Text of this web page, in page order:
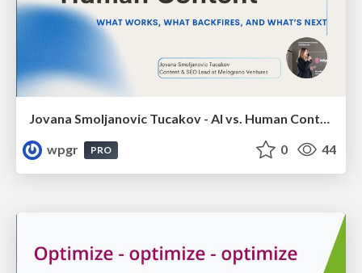
Jovana Smoljanovic Tucakov - AI vs. Human Content: What Works, What Backfires, and What’s Next
wpgr
PRO 0 44